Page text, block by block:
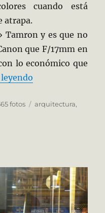
cuando está
atrapa.
Tamron y es que no
que F/17mm en
lo económico que
fotos Etiquetas
arquitectura,